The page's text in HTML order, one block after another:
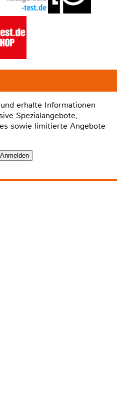
erhalte Informationen
Spezialangebote,
sowie limitierte Angebote